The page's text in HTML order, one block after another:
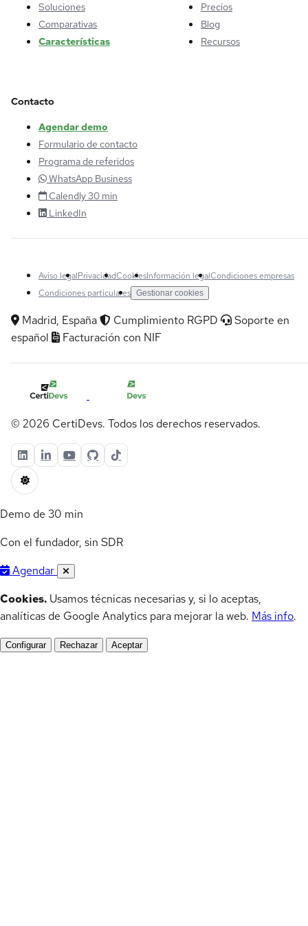
Soluciones
Comparativas
Características
Precios
Blog
Recursos
Contacto
Agendar demo
Formulario de contacto
Programa de referidos
WhatsApp Business
Calendly 30 min
LinkedIn
Aviso legalPrivacidadCookiesInformación legalCondiciones empresas
Condiciones particulares Gestionar cookies
Madrid, España Cumplimiento RGPD
Soporte en
español
Facturación con NIF
© 2026 CertiDevs. Todos los derechos reservados.
Demo de 30 min
Con el fundador, sin SDR
Agendar
Cookies. Usamos técnicas necesarias y, si lo aceptas,
analíticas de Google Analytics para mejorar la web. Más info.
Configurar Rechazar Aceptar